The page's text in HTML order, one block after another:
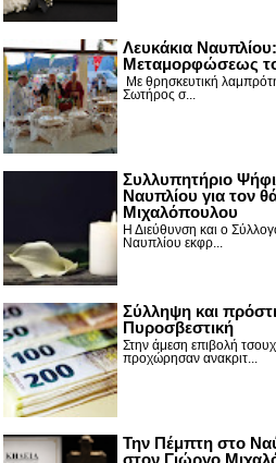
Λευκάκια
Μεταμορφώσεως
Με θρησκευτική
Σωτήρος σ...
Συλλυπητήριο
Ναυπλίου για τον
Μιχαλόπουλου
Η Διεύθυνση και ο
Ναυπλίου εκφρ...
Σύλληψη και
Πυροσβεστική
Στην άμεση επιβολή
προχώρησαν ανακριτ...
Την Πέμπτη στο